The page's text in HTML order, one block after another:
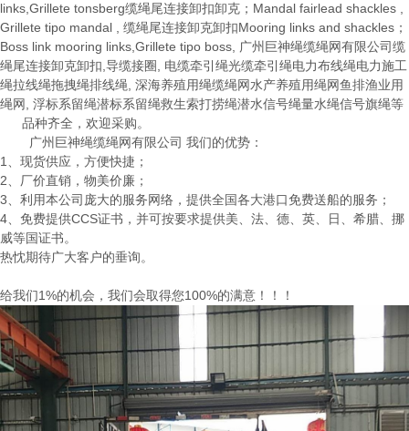
links,Grillete tonsberg缆绳尾连接卸扣卸克；Mandal fairlead shackles ,
Grillete tipo mandal , 缆绳尾连接卸克卸扣Mooring links and shackles；
Boss link mooring links,Grillete tipo boss, 广州巨神绳缆绳网有限公司缆
绳尾连接卸克卸扣,导缆接圈, 电缆牵引绳光缆牵引绳电力布线绳电力施工
绳拉线绳拖拽绳排线绳, 深海养殖用绳缆绳网水产养殖用绳网鱼排渔业用
绳网, 浮标系留绳潜标系留绳救生索打捞绳潜水信号绳量水绳信号旗绳等
品种齐全，欢迎采购。
广州巨神绳缆绳网有限公司 我们的优势：
1、现货供应，方便快捷；
2、厂价直销，物美价廉；
3、利用本公司庞大的服务网络，提供全国各大港口免费送船的服务；
4、免费提供CCS证书，并可按要求提供美、法、德、英、日、希腊、挪
威等国证书。
热忱期待广大客户的垂询。
给我们1%的机会，我们会取得您100%的满意！！！